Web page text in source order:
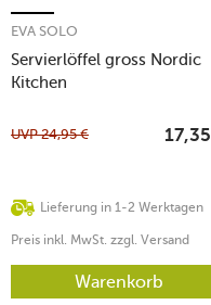
Servierlöffel gross Nordic
Kitchen
EVA SOLO
Lieferung in 1-2 Werktagen
UVP24,95 € 17,35
Preis inkl. MwSt. zzgl. Versand
Warenkorb